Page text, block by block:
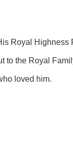
Royal Highness
to the Royal
loved him.